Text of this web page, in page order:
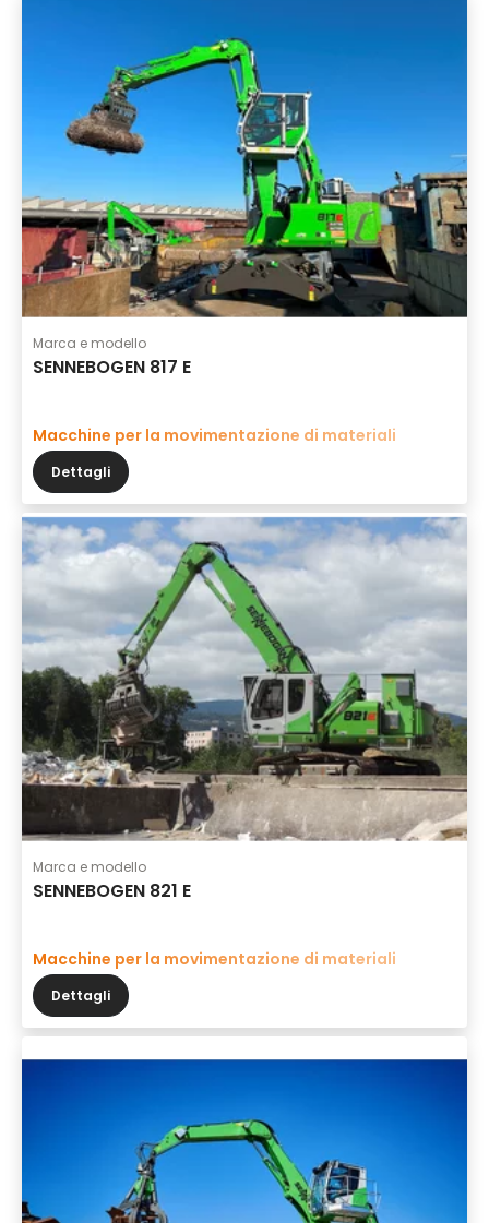
Marca e modello
SENNEBOGEN 817 E
Macchine per la movimentazione di materiali
Dettagli
Marca e modello
SENNEBOGEN 821 E
Macchine per la movimentazione di materiali
Dettagli